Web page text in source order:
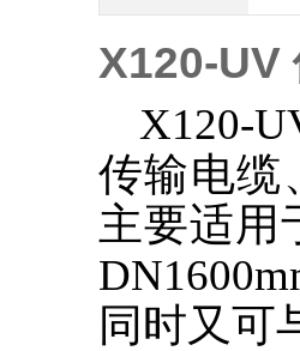
X120-UV
X120-
传输电缆
主要适用
同时又可